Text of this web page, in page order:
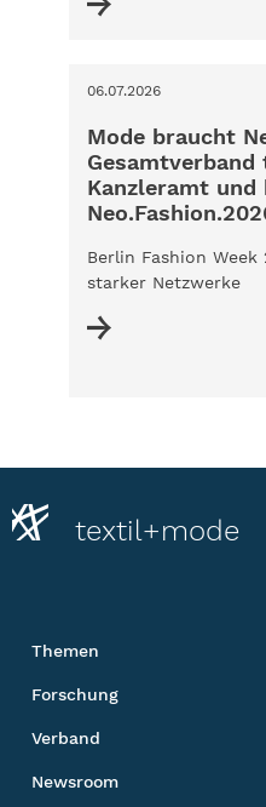
06.07.2026
Mode braucht
Kanzleramt und
Berlin Fashion
starker Netzwerke
textil+mode
Themen
Forschung
Verband
Newsroom